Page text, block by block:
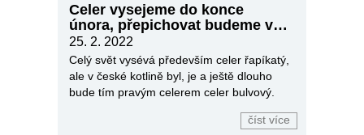
Celer vysejeme do konce
února, přepichovat budeme v
březnu
25. 2. 2022
Celý svět vysévá především celer řapíkatý,
ale v české kotlině byl, je a ještě dlouho
bude tím pravým celerem celer bulvový.
číst více